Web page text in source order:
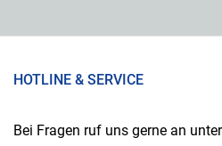
HOTLINE & SERVICE
Bei Fragen ruf uns gerne an unter